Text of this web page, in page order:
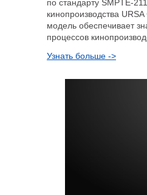
по стандарту SMPTE-
кинопроизводства
модель обеспечивает
процессов
Узнать больше ->